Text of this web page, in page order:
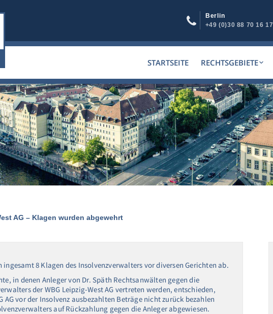
Berlin
+49 (0)30 88 70 16 17
STARTSEITE RECHTSGEBIETE
AG – Klagen wurden abgewehrt
8 Klagen des Insolvenzverwalters vor diversen Gerichten ab.
in denen Anleger von Dr. Späth Rechtsanwälten gegen die
der WBG Leipzig-West AG vertreten werden, entschieden,
AG vor der Insolvenz ausbezahlten Beträge nicht zurück bezahlen
auf Rückzahlung gegen die Anleger abgewiesen.